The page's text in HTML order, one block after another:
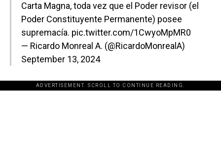
Carta Magna, toda vez que el Poder revisor (el
Poder Constituyente Permanente) posee
supremacía. pic.twitter.com/1CwyoMpMR0
— Ricardo Monreal A. (@RicardoMonrealA)
September 13, 2024
ADVERTISEMENT. SCROLL TO CONTINUE READING.
[adsforwp id="243463"]